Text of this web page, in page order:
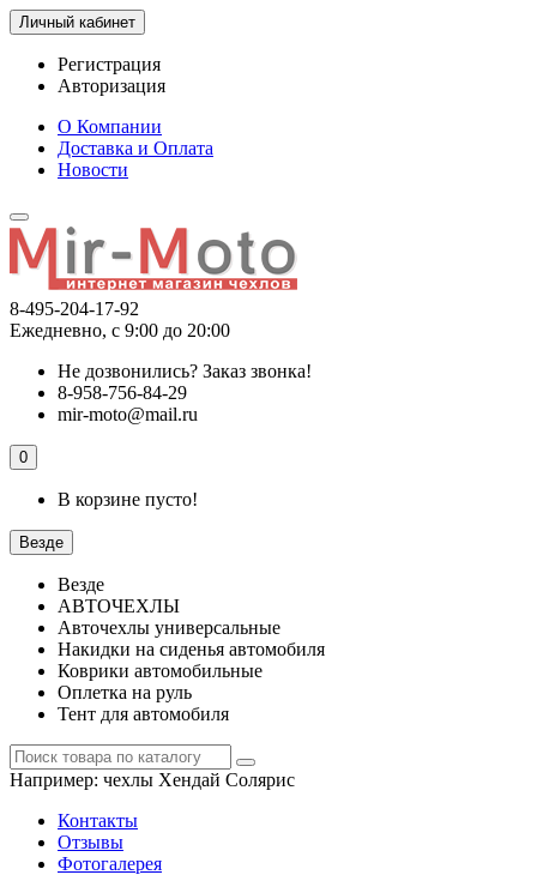
Личный кабинет
Регистрация
Авторизация
О Компании
Доставка и Оплата
Новости
8-495-204-17-92
Ежедневно, с 9:00 до 20:00
Не дозвонились? Заказ звонка!
8-958-756-84-29
mir-moto@mail.ru
0
В корзине пусто!
Везде
Везде
АВТОЧЕХЛЫ
Авточехлы универсальные
Накидки на сиденья автомобиля
Коврики автомобильные
Оплетка на руль
Тент для автомобиля
Например: чехлы Хендай Солярис
Контакты
Отзывы
Фотогалерея